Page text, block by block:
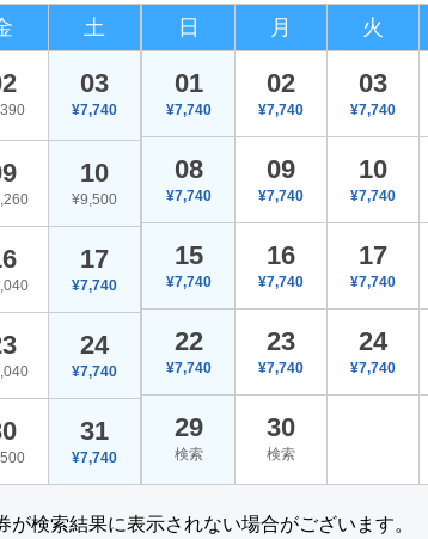
土
03
¥7,740
10
¥9,500
17
¥7,740
24
¥7,740
31
¥7,740
日 月 火
01
¥7,740
02
¥7,740
03
¥7,740
08
¥7,740
09
¥7,740
10
¥7,740
15
¥7,740
16
¥7,740
17
¥7,740
22
¥7,740
23
¥7,740
24
¥7,740
29
検索
30
検索
検索結果に表示されない場合がございます。